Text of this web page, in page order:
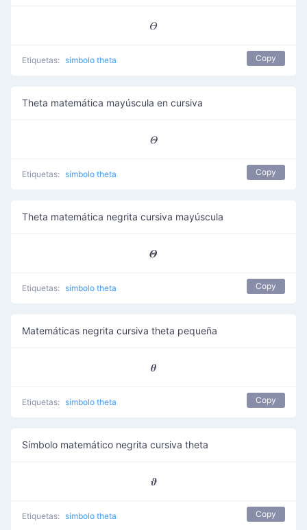
𝛳
Etiquetas: símbolo theta Copy
Theta matemática mayúscula en cursiva
𝛩
Etiquetas: símbolo theta Copy
Theta matemática negrita cursiva mayúscula
𝜣
Etiquetas: símbolo theta Copy
Matemáticas negrita cursiva theta pequeña
𝜽
Etiquetas: símbolo theta Copy
Símbolo matemático negrita cursiva theta
𝝑
Etiquetas: símbolo theta Copy